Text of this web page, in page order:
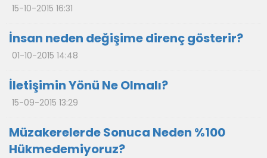
15-10-2015 16:31
İnsan neden değişime direnç gösterir?
01-10-2015 14:48
İletişimin Yönü Ne Olmalı?
15-09-2015 13:29
Müzakerelerde Sonuca Neden %100
Hükmedemiyoruz?